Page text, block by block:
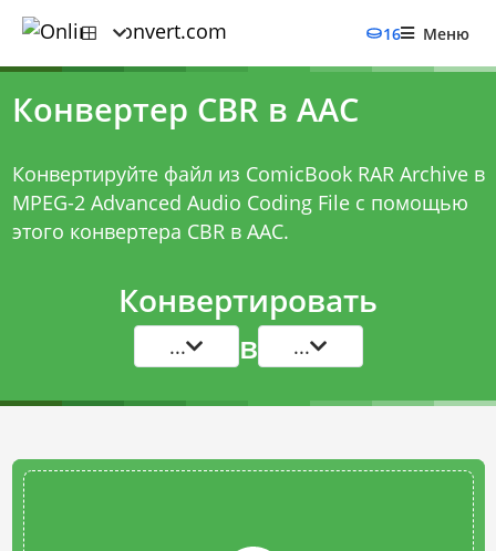
16 Меню
Конвертер CBR в AAC
Конвертируйте файл из ComicBook RAR Archive в
MPEG-2 Advanced Audio Coding File с помощью
этого конвертера CBR в AAC.
Конвертировать
... в ...